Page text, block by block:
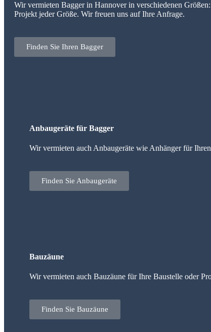
Wir vermieten Bagger in Hannover in verschiedenen
Projekt jeder Größe. Wir freuen uns auf Ihre Anfrage.
Finden Sie Ihren Bagger
Anbaugeräte für Bagger
Wir vermieten auch Anbaugeräte wie Anhänger für
Finden Sie Anbaugeräte
Bauzäune
Wir vermieten auch Bauzäune für Ihre Baustelle oder
Finden Sie Bauzäune